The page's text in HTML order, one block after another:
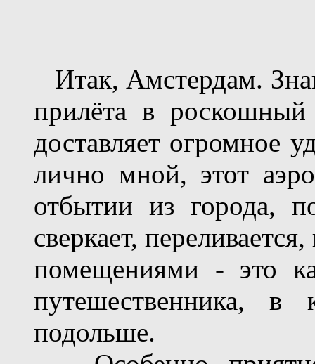
Итак, Амстердам.
прилёта в роскошный
доставляет огромное
лично мной, этот
отбытии из города,
сверкает,
помещениями - это
путешественника, в
подольше.